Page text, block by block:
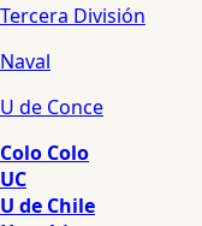
Tercera División
Naval
U de Conce
Colo Colo
UC
U de Chile